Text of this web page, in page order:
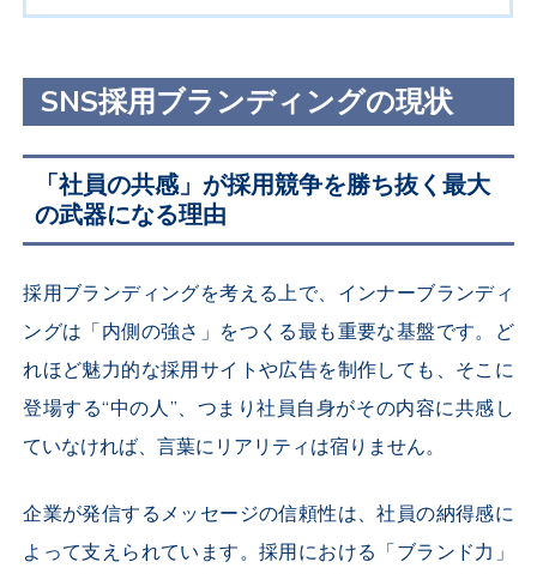
SNS採用ブランディングの現状
「社員の共感」が採用競争を勝ち抜く最大
の武器になる理由
採用ブランディングを考える上で、インナーブランディ
ングは「内側の強さ」をつくる最も重要な基盤です。ど
れほど魅力的な採用サイトや広告を制作しても、そこに
登場する“中の人”、つまり社員自身がその内容に共感し
ていなければ、言葉にリアリティは宿りません。
企業が発信するメッセージの信頼性は、社員の納得感に
よって支えられています。採用における「ブランド力」